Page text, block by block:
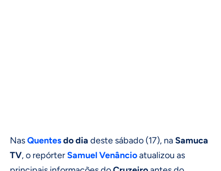
NasQuentesdo dia deste sábado (17), naSamuca
TV, o repórterSamuel Venâncioatualizou as